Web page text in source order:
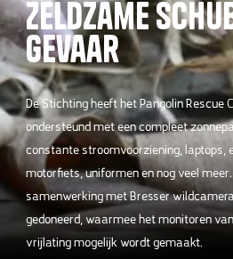
Zeldzame
gevaar
De Stichting heeft het Pangolin Rescue
ondersteund met een compleet
constante stroomvoorziening, laptops,
motorfiets, uniformen en nog veel
samenwerking met Bresser
gedoneerd, waarmee het monitoren
vrijlating mogelijk wordt gemaakt.